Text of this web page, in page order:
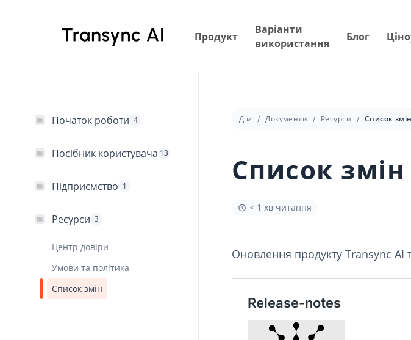
Продукт
Варіанти
використання
Блог
Початок роботи 4
Посібник користувача 13
Підприємство 1
Ресурси 3
Центр довіри
Умови та політика
Список змін
Дім Документи Ресурси Список змін
Список змін
< 1 хв читання
Оновлення продукту Transync AI